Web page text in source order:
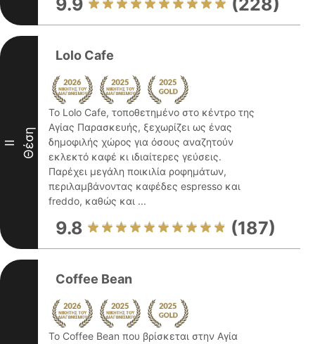
9.9 (228)
II Θέση
Lolo Cafe
Το Lolo Cafe, τοποθετημένο στο κέντρο της
Αγίας Παρασκευής, ξεχωρίζει ως ένας
δημοφιλής χώρος για όσους αναζητούν
εκλεκτό καφέ κι ιδιαίτερες γεύσεις.
Παρέχει μεγάλη ποικιλία ροφημάτων,
περιλαμβάνοντας καφέδες espresso και
freddo, καθώς και ...
9.8 (187)
Coffee Bean
Το Coffee Bean που βρίσκεται στην Αγία